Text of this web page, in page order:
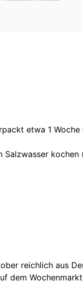
etwa 1 Woche
Salzwasser kochen
reichlich aus
dem